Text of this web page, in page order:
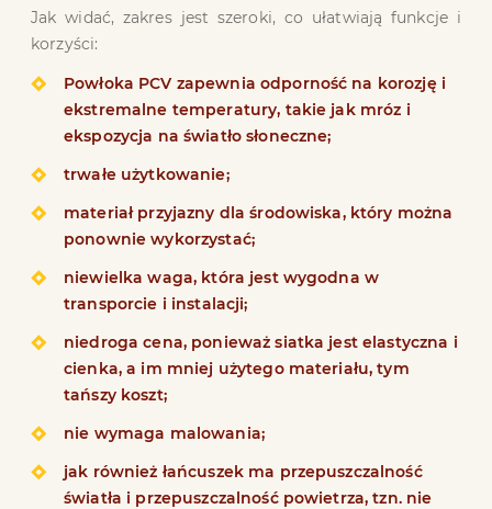
Jak widać, zakres jest szeroki, co ułatwiają funkcje i
korzyści:
Powłoka PCV zapewnia odporność na korozję i
ekstremalne temperatury, takie jak mróz i
ekspozycja na światło słoneczne;
trwałe użytkowanie;
materiał przyjazny dla środowiska, który można
ponownie wykorzystać;
niewielka waga, która jest wygodna w
transporcie i instalacji;
niedroga cena, ponieważ siatka jest elastyczna i
cienka, a im mniej użytego materiału, tym
tańszy koszt;
nie wymaga malowania;
jak również łańcuszek ma przepuszczalność
światła i przepuszczalność powietrza, tzn. nie